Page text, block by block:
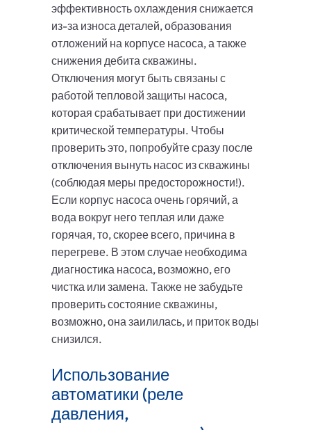
эффективность охлаждения снижается
из-за износа деталей, образования
отложений на корпусе насоса, а также
снижения дебита скважины.
Отключения могут быть связаны с
работой тепловой защиты насоса,
которая срабатывает при достижении
критической температуры. Чтобы
проверить это, попробуйте сразу после
отключения вынуть насос из скважины
(соблюдая меры предосторожности!).
Если корпус насоса очень горячий, а
вода вокруг него теплая или даже
горячая, то, скорее всего, причина в
перегреве. В этом случае необходима
диагностика насоса, возможно, его
чистка или замена. Также не забудьте
проверить состояние скважины,
возможно, она заилилась, и приток воды
снизился.
Использование
автоматики (реле
давления,